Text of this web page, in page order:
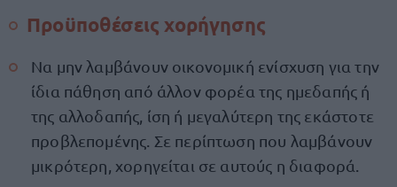
Προϋποθέσεις χορήγησης
Να μην λαμβάνουν οικονομική ενίσχυση για την
ίδια πάθηση από άλλον φορέα της ημεδαπής ή
της αλλοδαπής, ίση ή μεγαλύτερη της εκάστοτε
προβλεπομένης. Σε περίπτωση που λαμβάνουν
μικρότερη, χορηγείται σε αυτούς η διαφορά.